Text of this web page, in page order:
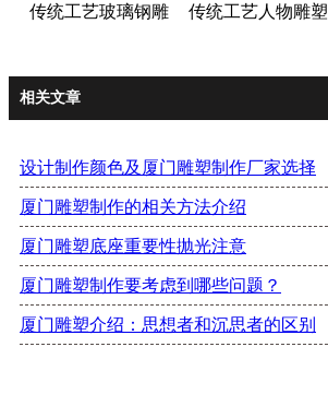
传统工艺玻璃钢雕
传统工艺人物雕塑
相关文章
设计制作颜色及厦门雕塑制作厂家选择
厦门雕塑制作的相关方法介绍
厦门雕塑底座重要性抛光注意
厦门雕塑制作要考虑到哪些问题？
厦门雕塑介绍：思想者和沉思者的区别